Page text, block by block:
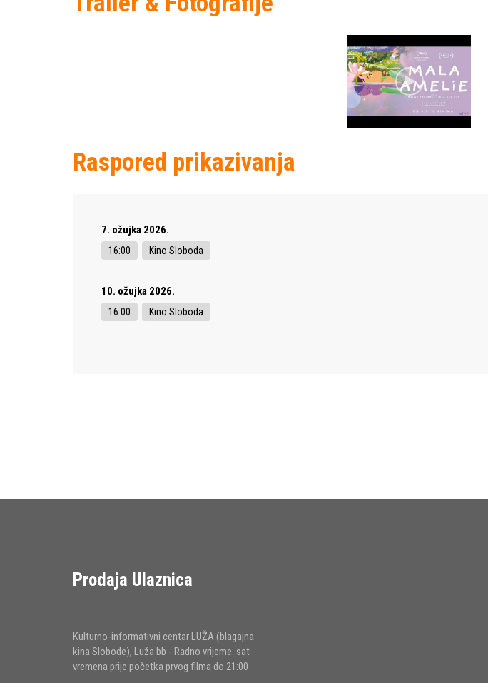
Raspored prikazivanja
7. ožujka 2026.
16:00 Kino Sloboda
10. ožujka 2026.
16:00 Kino Sloboda
Prodaja Ulaznica
Kulturno-informativni centar LUŽA (blagajna
kina Slobode), Luža bb - Radno vrijeme: sat
vremena prije početka prvog filma do 21:00